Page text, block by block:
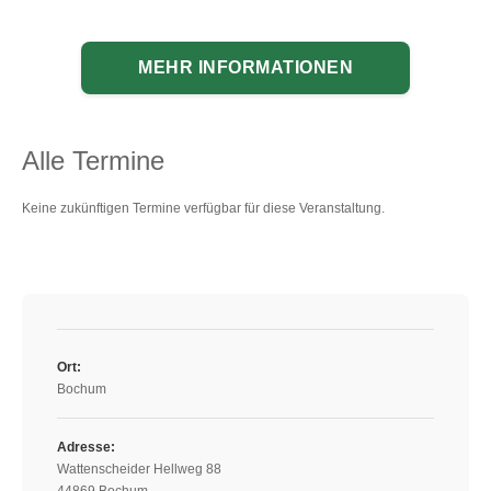
MEHR INFORMATIONEN
Alle Termine
Keine zukünftigen Termine verfügbar für diese Veranstaltung.
Ort:
Bochum
Adresse:
Wattenscheider Hellweg 88